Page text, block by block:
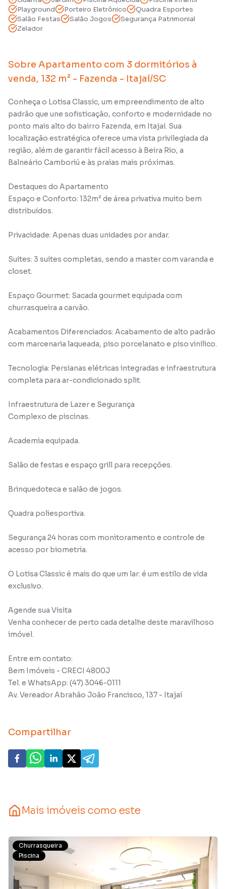
Playground
Porteiro Eletrônico
Quadra Esportes
Salão Festas
Salão Jogos
Segurança Patrimonial
Zelador
Sobre Apartamento com 3 dormitórios à
venda, 132 m² - Fazenda - Itajaí/SC
Conheça o Lotisa Classic, um empreendimento de alto
padrão que une sofisticação, conforto e modernidade no
ponto mais alto do bairro Fazenda, em Itajaí. Sua
localização estratégica oferece uma vista privilegiada da
região, além de garantir fácil acesso à Beira Rio, a
Balneário Camboriú e às praias mais próximas.
Destaques do Apartamento
Espaço e Conforto: 132m² de área privativa muito bem
distribuídos.
Privacidade: Apenas duas unidades por andar.
Suítes: 3 suítes completas, sendo a master com varanda e
closet.
Espaço Gourmet: Sacada gourmet equipada com
churrasqueira a carvão.
Acabamentos Diferenciados: Acabamento de alto padrão
com marcenaria laqueada, piso porcelanato e piso vinílico.
Tecnologia: Persianas elétricas integradas e infraestrutura
completa para ar-condicionado split.
Infraestrutura de Lazer e Segurança
Complexo de piscinas.
Academia equipada.
Salão de festas e espaço grill para recepções.
Brinquedoteca e salão de jogos.
Quadra poliesportiva.
Segurança 24 horas com monitoramento e controle de
acesso por biometria.
O Lotisa Classic é mais do que um lar: é um estilo de vida
exclusivo.
Agende sua Visita
Venha conhecer de perto cada detalhe deste maravilhoso
imóvel.
Entre em contato:
Bem Imóveis - CRECI 4800J
Tel. e WhatsApp: (47) 3046-0111
Av. Vereador Abrahão João Francisco, 137 - Itajaí
Compartilhar
Mais imóveis como este
Churrasqueira
Piscina